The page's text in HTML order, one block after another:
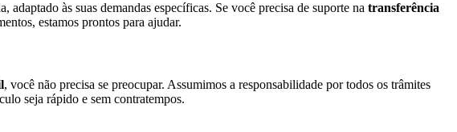
adaptado às suas demandas específicas. Se você precisa de suporte na transferência
estamos prontos para ajudar.
, você não precisa se preocupar. Assumimos a responsabilidade por todos os trâmites
seja rápido e sem contratempos.